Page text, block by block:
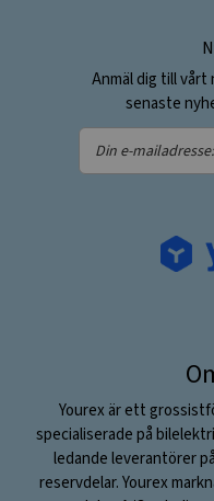
Anmäl dig till vårt
senaste
Din
e-
Yourex är ett
specialiserade på
ledande leverantörer
reservdelar. Yourex